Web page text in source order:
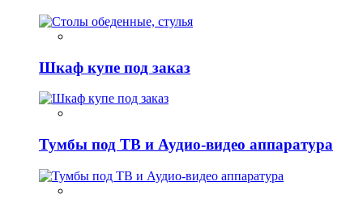
Шкаф купе под заказ
Тумбы под ТВ и Аудио-видео аппаратура